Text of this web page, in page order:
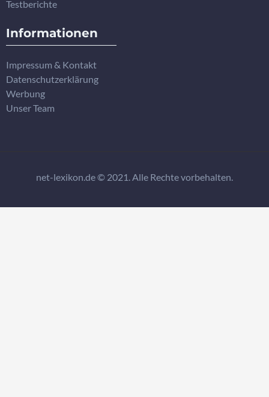
Testberichte
Informationen
Impressum & Kontakt
Datenschutzerklärung
Werbung
Unser Team
net-lexikon.de © 2021. Alle Rechte vorbehalten.